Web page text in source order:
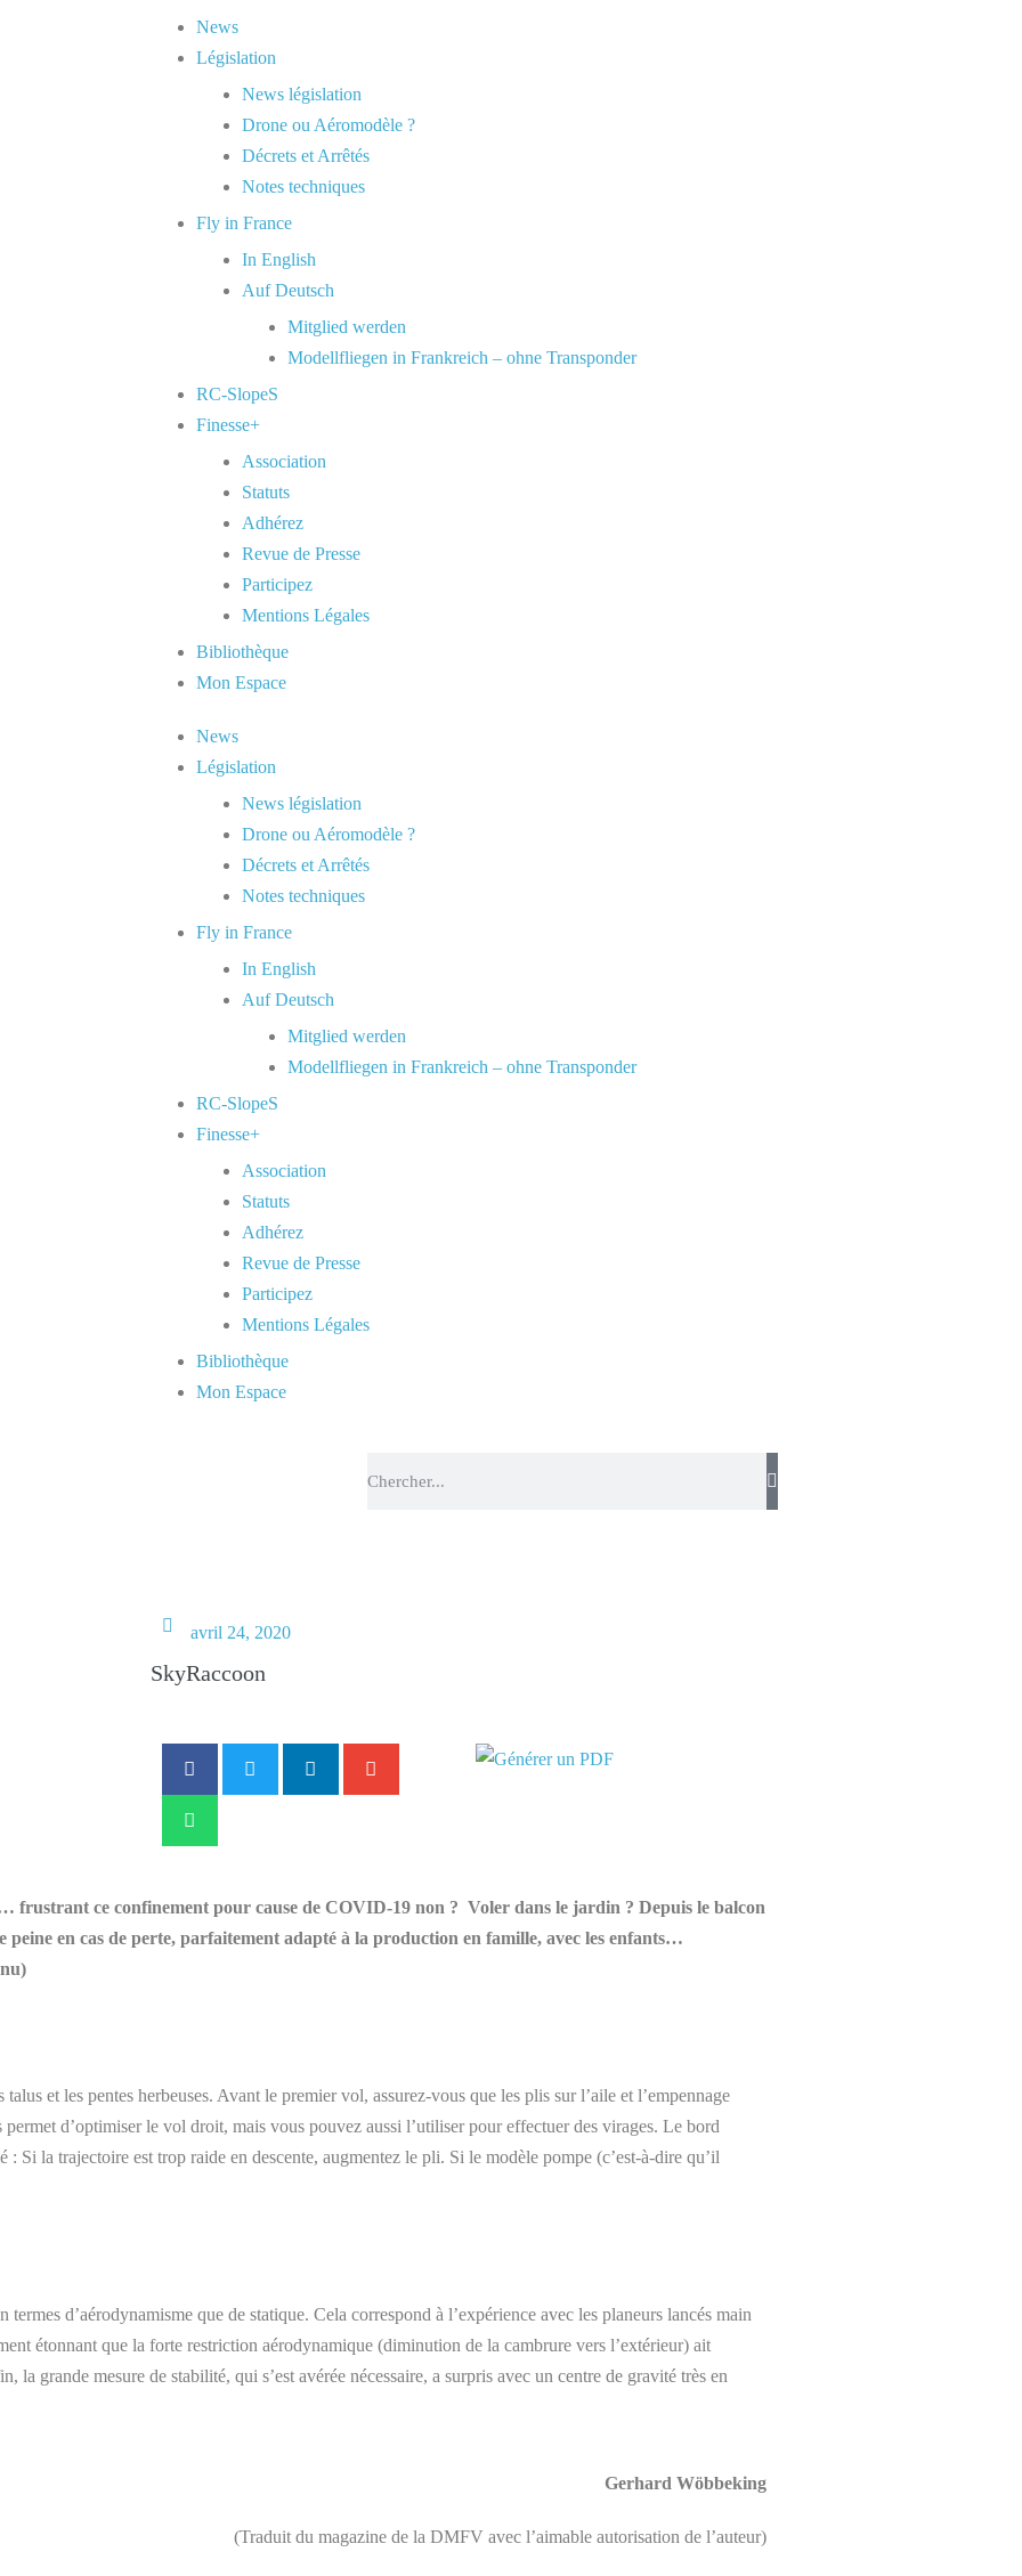
News
Législation
News législation
Drone ou Aéromodèle ?
Décrets et Arrêtés
Notes techniques
Fly in France
In English
Auf Deutsch
Mitglied werden
Modellfliegen in Frankreich – ohne Transponder
RC-SlopeS
Finesse+
Association
Statuts
Adhérez
Revue de Presse
Participez
Mentions Légales
Bibliothèque
Mon Espace
News
Législation
News législation
Drone ou Aéromodèle ?
Décrets et Arrêtés
Notes techniques
Fly in France
In English
Auf Deutsch
Mitglied werden
Modellfliegen in Frankreich – ohne Transponder
RC-SlopeS
Finesse+
Association
Statuts
Adhérez
Revue de Presse
Participez
Mentions Légales
Bibliothèque
Mon Espace
avril 24, 2020
SkyRaccoon
frustrant ce confinement pour cause de COVID-19 non ? Voler dans le jardin ? Depuis le balcon
en cas de perte, parfaitement adapté à la production en famille, avec les enfants…
et les pentes herbeuses. Avant le premier vol, assurez-vous que les plis sur l’aile et l’empennage
d’optimiser le vol droit, mais vous pouvez aussi l’utiliser pour effectuer des virages. Le bord
Si la trajectoire est trop raide en descente, augmentez le pli. Si le modèle pompe (c’est-à-dire qu’il
termes d’aérodynamisme que de statique. Cela correspond à l’expérience avec les planeurs lancés main
étonnant que la forte restriction aérodynamique (diminution de la cambrure vers l’extérieur) ait
la grande mesure de stabilité, qui s’est avérée nécessaire, a surpris avec un centre de gravité très en
Gerhard Wöbbeking
(Traduit du magazine de la DMFV avec l’aimable autorisation de l’auteur)